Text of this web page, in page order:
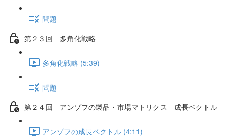
問題
第２３回 多角化戦略
多角化戦略 (5:39)
問題
第２４回 アンゾフの製品・市場マトリクス 成長ベクトル
アンゾフの成長ベクトル (4:11)